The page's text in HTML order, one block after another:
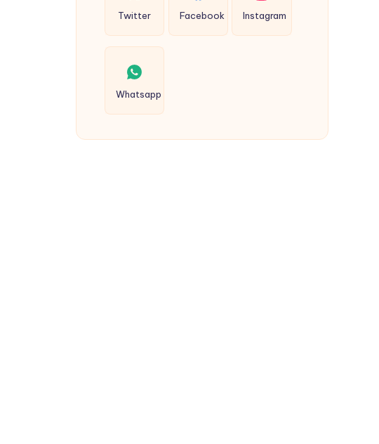
Twitter Facebook Instagram
Whatsapp